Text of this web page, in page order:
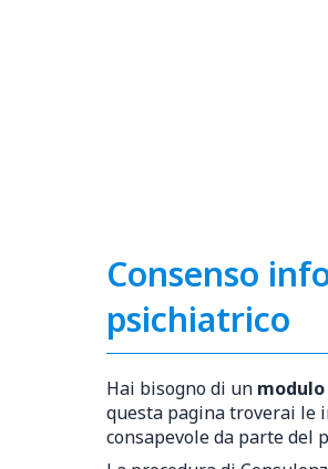
Consenso
psichiatrico
Hai bisogno di un
questa pagina troverai le
consapevole da parte del